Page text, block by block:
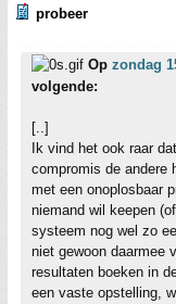
probeer
Op zondag
volgende:
[..]
Ik vind het ook raar
compromis de andere
met een onoplosbaar
niemand wil keepen
systeem nog wel zo
niet gewoon daarmee
resultaten boeken in
een vaste opstelling,